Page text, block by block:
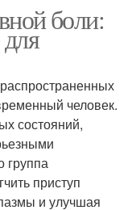
боли:
человек.
состояний,
группа
приступ
и улучшая